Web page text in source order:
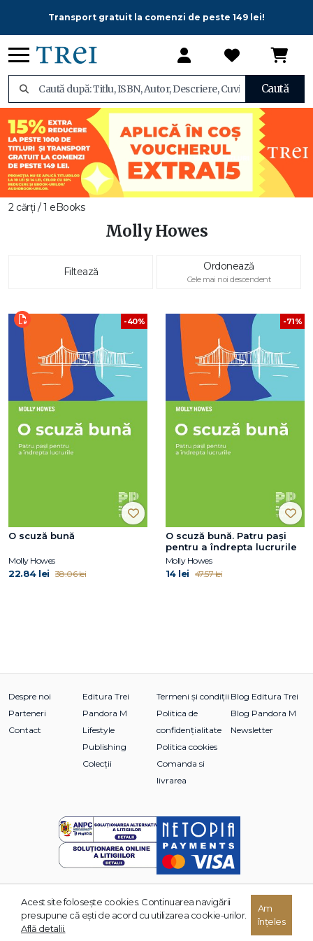
Transport gratuit la comenzi de peste 149 lei!
Caută
2 cărți / 1 eBooks
Molly Howes
Filtează Ordonează
Cele mai noi descendent
-40%
O scuză bună
Molly Howes
22.84 lei 38.06 lei
-71%
O scuză bună. Patru pași
pentru a îndrepta lucrurile
Molly Howes
14 lei 47.57 lei
Despre noi
Parteneri
Contact
Editura Trei
Pandora M
Lifestyle
Publishing
Colecții
Termeni și condiții
Politica de
confidențialitate
Politica cookies
Comanda si
livrarea
Blog Editura Trei
Blog Pandora M
Newsletter
© 2026 Grupul Editorial TREI. Toate drepturile rezervate.
Acest site foloseşte cookies. Continuarea navigării
presupune că eşti de acord cu utilizarea cookie-urilor.
Află detalii.
Am
înțeles